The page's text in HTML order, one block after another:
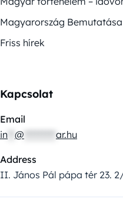
Magyarország Bemutatása
Friss hírek
Kapcsolat
Email
in @ ar.hu
Address
II. János Pál pápa tér 23.